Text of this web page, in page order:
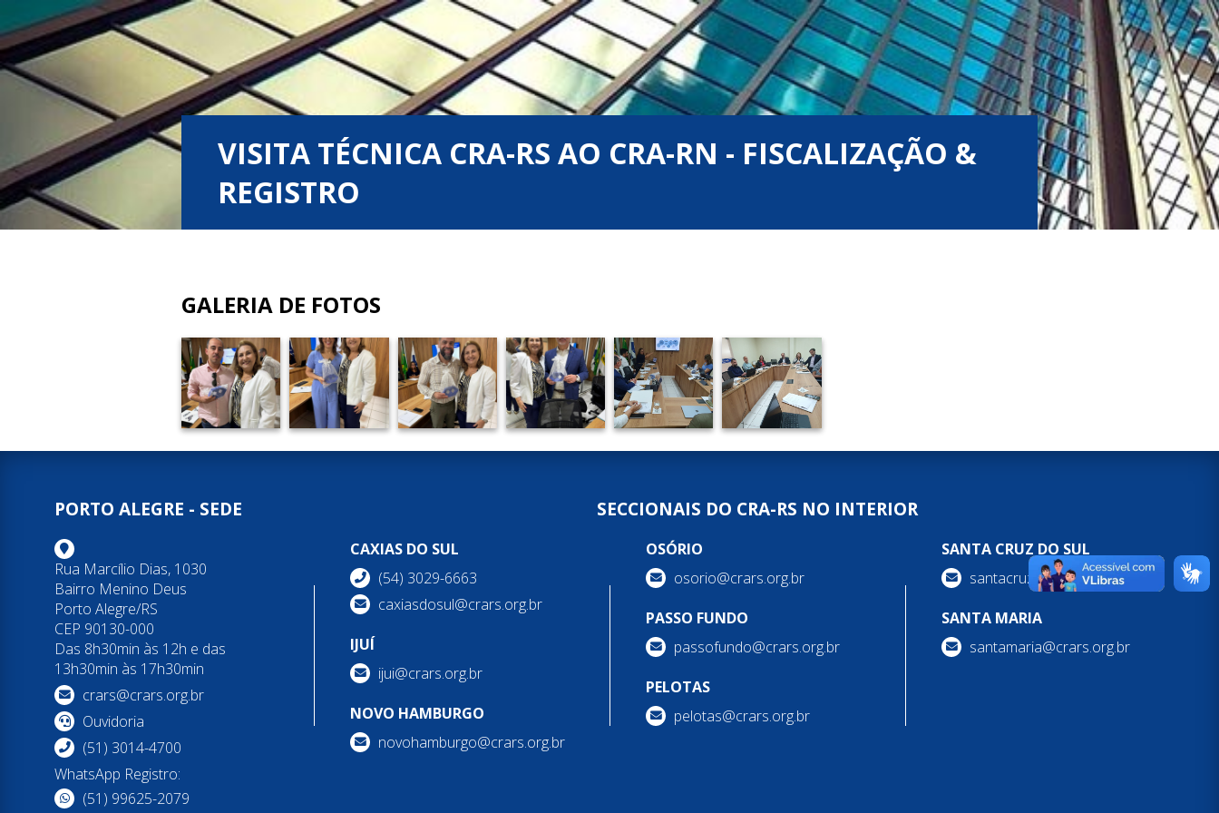
VISITA TÉCNICA CRA-RS AO CRA-RN - FISCALIZAÇÃO &
REGISTRO
GALERIA DE FOTOS
PORTO ALEGRE - SEDE
Rua Marcílio Dias, 1030
Bairro Menino Deus
Porto Alegre/RS
CEP 90130-000
Das 8h30min às 12h e das
13h30min às 17h30min
crars@crars.org.br
Ouvidoria
(51) 3014-4700
WhatsApp Registro:
(51) 99625-2079
SECCIONAIS DO CRA-RS NO INTERIOR
CAXIAS DO SUL
(54) 3029-6663
caxiasdosul@crars.org.br
IJUÍ
ijui@crars.org.br
NOVO HAMBURGO
novohamburgo@crars.org.br
OSÓRIO
osorio@crars.org.br
PASSO FUNDO
passofundo@crars.org.br
PELOTAS
pelotas@crars.org.br
SANTA CRUZ DO SUL
santacruzdosul@crars.org.br
SANTA MARIA
santamaria@crars.org.br